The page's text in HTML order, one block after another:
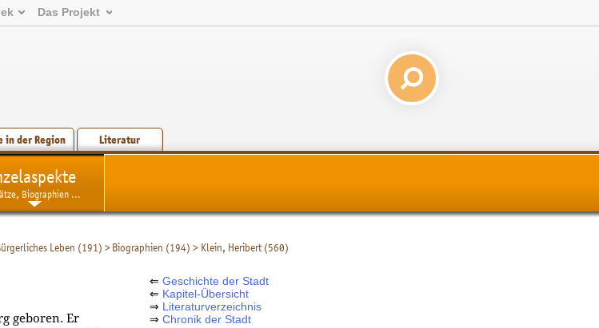
Das Projekt
in der Region Literatur
Biographien ...
Leben (191) >Biographien (194) > Klein, Heribert (560)
geboren. Er
⇐Geschichte der Stadt
⇐ Kapitel-Übersicht
⇒ Literaturverzeichnis
⇒Chronik der Stadt